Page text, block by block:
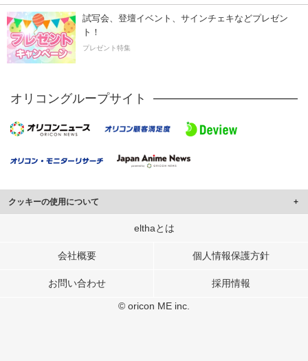
試写会、登壇イベント、サインチェキなどプレゼン
ト！
プレゼント特集
オリコングループサイト
クッキーの使用について
このサイトでは Cookie を使用して、ユーザーに合わせたコンテンツや広告の
行っています。
メディアや広告配信、データ解析の各パートナーに提供しています。
elthaとは
会社概要 個人情報保護方針
お問い合わせ 採用情報
© oricon ME inc.